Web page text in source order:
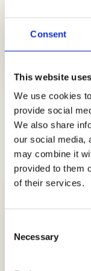
Consent
This website
We use cookies
provide social
We also share
our social media,
may combine it
provided to them
of their services.
Selection
Necessary
Tipps
Neuigkeiten,
und